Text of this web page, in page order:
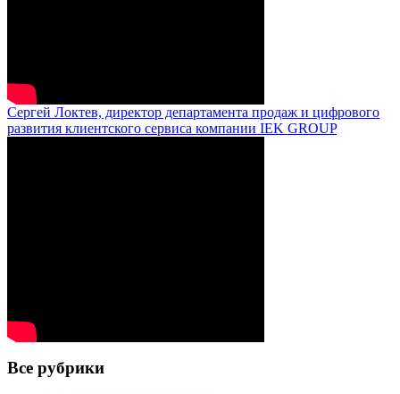
Сергей Локтев, директор департамента продаж и цифрового
развития клиентского сервиса компании IEK GROUP
Все рубрики